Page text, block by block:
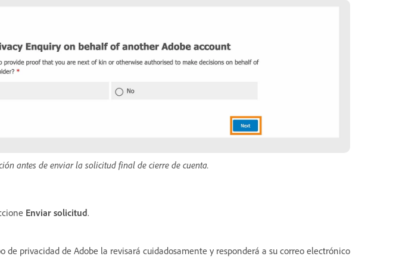
antes de enviar la solicitud final de cierre de cuenta.
Enviar solicitud.
de privacidad de Adobe la revisará cuidadosamente y responderá a su correo electrónico